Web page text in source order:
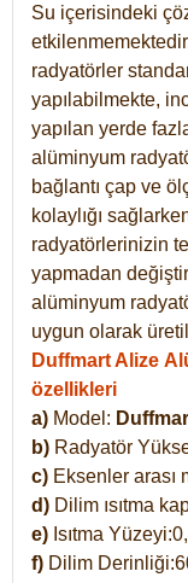
Su içerisindeki
radyatörler
yapılabilmekte,
yapılan yerde
alüminyum
bağlantı çap ve
kolaylığı
radyatörlerinizin
yapmadan
alüminyum
uygun olarak
Duffmart Alize
özellikleri
a) Model:
b) Radyatör
c) Eksenler arası
d) Dilim ısıtma
e) Isıtma
f) Dilim